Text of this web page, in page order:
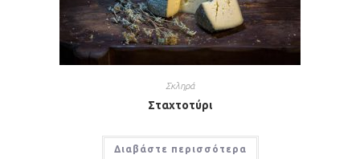
Σκληρά
Σταχτοτύρι
Διαβάστε περισσότερα